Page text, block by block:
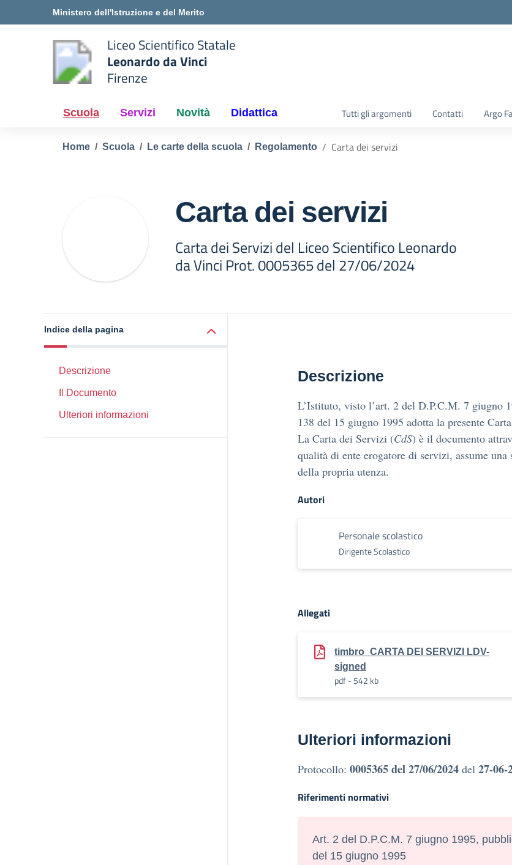
Ministero dell'Istruzione e del Merito
scuola
Liceo Scientifico Statale
Leonardo da Vinci
Firenze
Scuola Servizi Novità Didattica Tutti gli argomenti Contatti Argo
Home Scuola Le carte della scuola Regolamento Carta dei servizi
Carta dei servizi
Carta dei Servizi del Liceo Scientifico Leonardo
da Vinci Prot. 0005365 del 27/06/2024
Indice della pagina
Descrizione
Il Documento
Ulteriori informazioni
Descrizione
L’Istituto, visto l’art. 2 del D.P.C.M. 7 giugno
138 del 15 giugno 1995 adotta la presente
La Carta dei Servizi (CdS) è il documento
qualità di ente erogatore di servizi, assume
della propria utenza.
Autori
Personale scolastico
Dirigente Scolastico
Allegati
timbro_CARTA DEI SERVIZI LDV-
signed
pdf - 542 kb
Ulteriori informazioni
Protocollo: 0005365 del 27/06/2024 del 27-06-
Riferimenti normativi
Art. 2 del D.P.C.M. 7 giugno 1995,
del 15 giugno 1995